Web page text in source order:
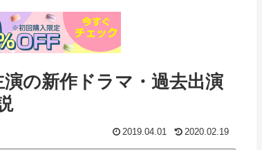
の新作ドラマ・過去出演
2019.04.01 2020.02.19